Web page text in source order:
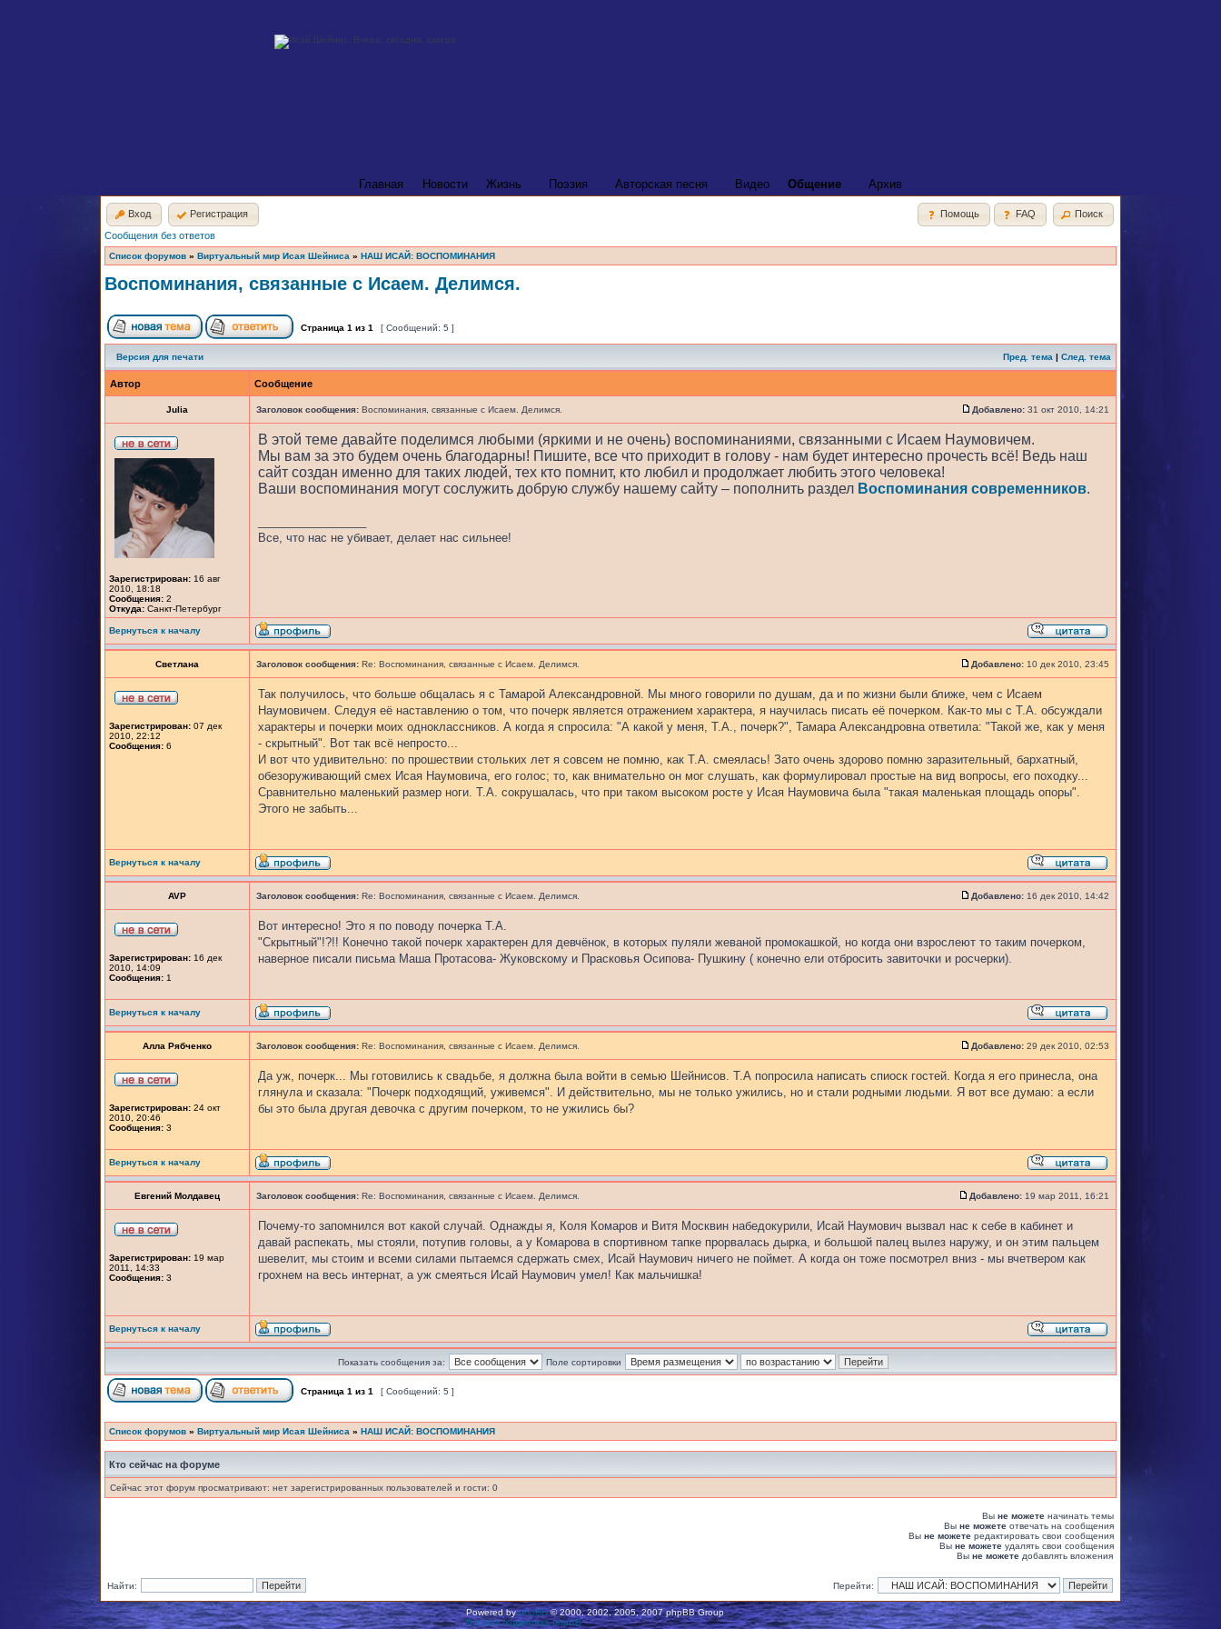
Главная Новости Жизнь Поэзия Авторская песня Видео Общение Архив
Вход Регистрация Помощь FAQ
Поиск
Сообщения без ответов
Список форумов » Виртуальный мир Исая Шейниса » НАШ ИСАЙ: ВОСПОМИНАНИЯ
Воспоминания, связанные с Исаем. Делимся.
Страница 1 из 1 [ Сообщений: 5 ]
Версия для печати Пред. тема | След. тема
Автор Сообщение
Julia Заголовок сообщения: Воспоминания, связанные с Исаем. Делимся. Добавлено: 31 окт 2010, 14:21
Зарегистрирован: 16 авг
2010, 18:18
Сообщения: 2
Откуда: Санкт-Петербург
В этой теме давайте поделимся любыми (яркими и не очень) воспоминаниями, связанными с Исаем Наумовичем.
Мы вам за это будем очень благодарны! Пишите, все что приходит в голову - нам будет интересно прочесть всё! Ведь наш
сайт создан именно для таких людей, тех кто помнит, кто любил и продолжает любить этого человека!
Ваши воспоминания могут сослужить добрую службу нашему сайту – пополнить раздел Воспоминания современников.
Все, что нас не убивает, делает нас сильнее!
Вернуться к началу
Светлана Заголовок сообщения: Re: Воспоминания, связанные с Исаем. Делимся. Добавлено: 10 дек 2010, 23:45
Зарегистрирован: 07 дек
2010, 22:12
Сообщения: 6
Так получилось, что больше общалась я с Тамарой Александровной. Мы много говорили по душам, да и по жизни были ближе, чем с Исаем
Наумовичем. Следуя её наставлению о том, что почерк является отражением характера, я научилась писать её почерком. Как-то мы с Т.А. обсуждали
характеры и почерки моих одноклассников. А когда я спросила: "А какой у меня, Т.А., почерк?", Тамара Александровна ответила: "Такой же, как у меня
- скрытный". Вот так всё непросто...
И вот что удивительно: по прошествии стольких лет я совсем не помню, как Т.А. смеялась! Зато очень здорово помню заразительный, бархатный,
обезоруживающий смех Исая Наумовича, его голос; то, как внимательно он мог слушать, как формулировал простые на вид вопросы, его походку...
Сравнительно маленький размер ноги. Т.А. сокрушалась, что при таком высоком росте у Исая Наумовича была "такая маленькая площадь опоры".
Этого не забыть...
Вернуться к началу
AVP Заголовок сообщения: Re: Воспоминания, связанные с Исаем. Делимся. Добавлено: 16 дек 2010, 14:42
Зарегистрирован: 16 дек
2010, 14:09
Сообщения: 1
Вот интересно! Это я по поводу почерка Т.А.
"Скрытный"!?!! Конечно такой почерк характерен для девчёнок, в которых пуляли жеваной промокашкой, но когда они взрослеют то таким почерком,
наверное писали письма Маша Протасова- Жуковскому и Прасковья Осипова- Пушкину ( конечно ели отбросить завиточки и росчерки).
Вернуться к началу
Алла Рябченко Заголовок сообщения: Re: Воспоминания, связанные с Исаем. Делимся. Добавлено: 29 дек 2010, 02:53
Зарегистрирован: 24 окт
2010, 20:46
Сообщения: 3
Да уж, почерк... Мы готовились к свадьбе, я должна была войти в семью Шейнисов. Т.А попросила написать спиоск гостей. Когда я его принесла, она
глянула и сказала: "Почерк подходящий, уживемся". И действительно, мы не только ужились, но и стали родными людьми. Я вот все думаю: а если
бы это была другая девочка с другим почерком, то не ужились бы?
Вернуться к началу
Евгений Молдавец Заголовок сообщения: Re: Воспоминания, связанные с Исаем. Делимся. Добавлено: 19 мар 2011, 16:21
Зарегистрирован: 19 мар
2011, 14:33
Сообщения: 3
Почему-то запомнился вот какой случай. Однажды я, Коля Комаров и Витя Москвин набедокурили, Исай Наумович вызвал нас к себе в кабинет и
давай распекать, мы стояли, потупив головы, а у Комарова в спортивном тапке прорвалась дырка, и большой палец вылез наружу, и он этим пальцем
шевелит, мы стоим и всеми силами пытаемся сдержать смех, Исай Наумович ничего не поймет. А когда он тоже посмотрел вниз - мы вчетвером как
грохнем на весь интернат, а уж смеяться Исай Наумович умел! Как мальчишка!
Вернуться к началу
Показать сообщения за: Поле сортировки
Страница 1 из 1 [ Сообщений: 5 ]
Список форумов » Виртуальный мир Исая Шейниса » НАШ ИСАЙ: ВОСПОМИНАНИЯ
Кто сейчас на форуме
Сейчас этот форум просматривают: нет зарегистрированных пользователей и гости: 0
Вы не можете начинать темы
Вы не можете отвечать на сообщения
Вы не можете редактировать свои сообщения
Вы не можете удалять свои сообщения
Вы не можете добавлять вложения
Найти: Перейти:
Powered byphpBB© 2000, 2002, 2005, 2007 phpBB Group
Русская поддержка phpBB